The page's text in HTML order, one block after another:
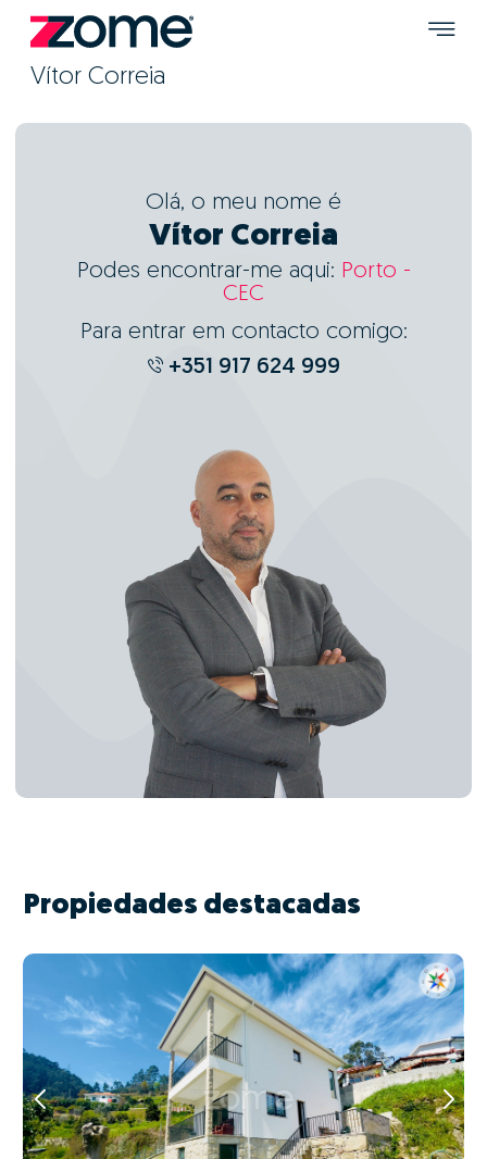
Vítor Correia
Olá, o meu nome é
Vítor Correia
Podes encontrar-me aqui: Porto -
CEC
Para entrar em contacto comigo:
+351 917 624 999
Propiedades destacadas